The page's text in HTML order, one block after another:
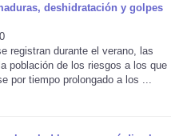
deshidratación y golpes
registran durante el verano, las
población de los riesgos a los que
por tiempo prolongado a los ...